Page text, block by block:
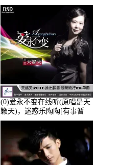
的演唱点播:28043次
(0)爱永不变在线听(原唱是天
籁天)，迷惑乐陶陶[有事暂
离]演唱点播:27678次